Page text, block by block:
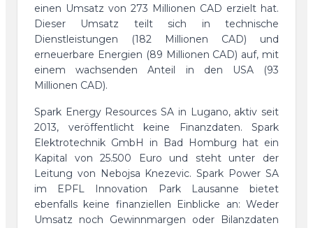
einen Umsatz von 273 Millionen CAD erzielt hat.
Dieser Umsatz teilt sich in technische
Dienstleistungen (182 Millionen CAD) und
erneuerbare Energien (89 Millionen CAD) auf, mit
einem wachsenden Anteil in den USA (93
Millionen CAD).
Spark Energy Resources SA in Lugano, aktiv seit
2013, veröffentlicht keine Finanzdaten. Spark
Elektrotechnik GmbH in Bad Homburg hat ein
Kapital von 25.500 Euro und steht unter der
Leitung von Nebojsa Knezevic. Spark Power SA
im EPFL Innovation Park Lausanne bietet
ebenfalls keine finanziellen Einblicke an: Weder
Umsatz noch Gewinnmargen oder Bilanzdaten